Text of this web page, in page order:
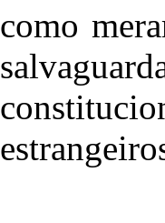
como